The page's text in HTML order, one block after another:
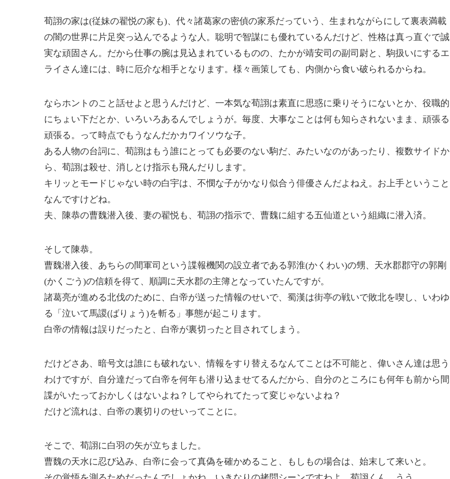
荀詡の家は(従妹の翟悦の家も)、代々諸葛家の密偵の家系だっていう、生まれながらにして裏表満載
の闇の世界に片足突っ込んでるような人。聡明で智謀にも優れているんだけど、性格は真っ直ぐで誠
実な頑固さん。だから仕事の腕は見込まれているものの、たかが靖安司の副司尉と、駒扱いにするエ
ライさん達には、時に厄介な相手となります。様々画策しても、内側から食い破られるからね。
ならホントのこと話せよと思うんだけど、一本気な荀詡は素直に思惑に乗りそうにないとか、役職的
にちょい下だとか、いろいろあるんでしょうが。毎度、大事なことは何も知らされないまま、頑張る
頑張る。って時点でもうなんだかカワイソウな子。
ある人物の台詞に、荀詡はもう誰にとっても必要のない駒だ、みたいなのがあったり、複数サイドか
ら、荀詡は殺せ、消しとけ指示も飛んだりします。
キリッとモードじゃない時の白宇は、不憫な子がかなり似合う俳優さんだよねえ。お上手ということ
なんですけどね。
夫、陳恭の曹魏潜入後、妻の翟悦も、荀詡の指示で、曹魏に組する五仙道という組織に潜入済。
そして陳恭。
曹魏潜入後、あちらの間軍司という諜報機関の設立者である郭淮(かくわい)の甥、天水郡郡守の郭剛
(かくごう)の信頼を得て、順調に天水郡の主簿となっていたんですが。
諸葛亮が進める北伐のために、白帝が送った情報のせいで、蜀漢は街亭の戦いで敗北を喫し、いわゆ
る「泣いて馬謖(ばりょう)を斬る」事態が起こります。
白帝の情報は誤りだったと、白帝が裏切ったと目されてしまう。
だけどさあ、暗号文は誰にも破れない、情報をすり替えるなんてことは不可能と、偉いさん達は思う
わけですが、自分達だって白帝を何年も潜り込ませてるんだから、自分のところにも何年も前から間
諜がいたっておかしくはないよね？してやられてたって変じゃないよね？
だけど流れは、白帝の裏切りのせいってことに。
そこで、荀詡に白羽の矢が立ちました。
曹魏の天水に忍び込み、白帝に会って真偽を確かめること、もしもの場合は、始末して来いと。